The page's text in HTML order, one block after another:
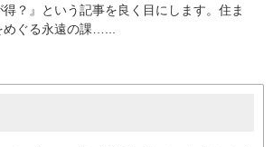
得？』という記事を良く目にします。住ま
めぐる永遠の課…...